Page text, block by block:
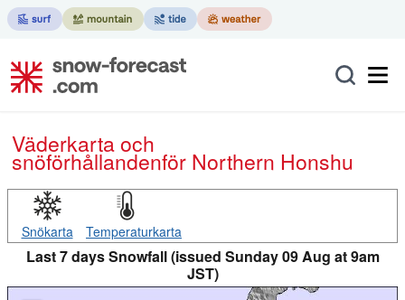
Väderkarta och
snöförhållandenför Northern Honshu
Snökarta Temperaturkarta
Last 7 days Snowfall (issued Sunday 09 Aug at 9am
JST)